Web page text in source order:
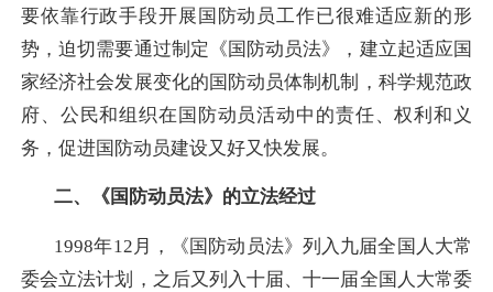
要依靠行政手段开展国防动员工作已很难适应新的形
势，迫切需要通过制定《国防动员法》，建立起适应国
家经济社会发展变化的国防动员体制机制，科学规范政
府、公民和组织在国防动员活动中的责任、权利和义
务，促进国防动员建设又好又快发展。
二、《国防动员法》的立法经过
1998年12月，《国防动员法》列入九届全国人大常
委会立法计划，之后又列入十届、十一届全国人大常委